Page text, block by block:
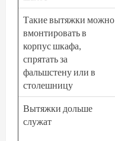
Такие вытяжки можно
вмонтировать в
корпус шкафа,
спрятать за
фальшстену или в
столешницу
Вытяжки дольше
служат